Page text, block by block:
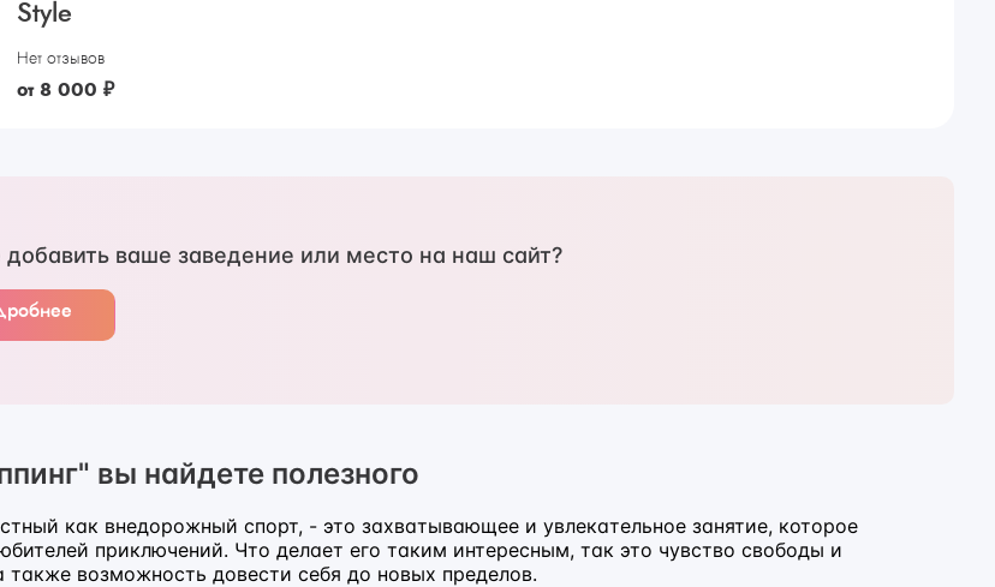
Style
Нет отзывов
от 8 000 ₽
добавить ваше заведение или место на наш сайт?
вы найдете полезного
как внедорожный спорт, - это захватывающее и увлекательное занятие, которое
приключений. Что делает его таким интересным, так это чувство свободы и
также возможность довести себя до новых пределов.